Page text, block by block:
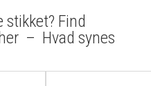
Find
– Hvad synes